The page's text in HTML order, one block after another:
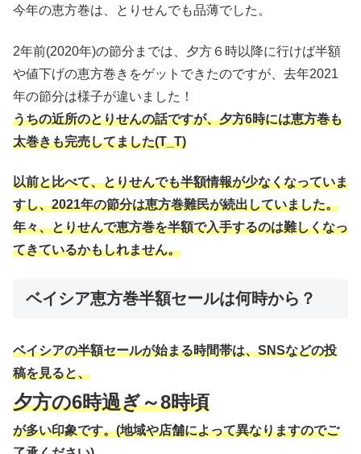
今年の恵方巻は、とりせんでも品薄でした。
2年前(2020年)の節分までは、夕方６時以降に行けば半額
や値下げの恵方巻きをゲットできたのですが、去年2021
年の節分は様子が違いました！
うちの近所のとりせんの話ですが、夕方6時には恵方巻も
太巻きも完売してました(T_T)
以前と比べて、とりせんでも半額情報が少なくなっていま
すし、2021年の節分は恵方巻難民が続出していました。
年々、とりせんで恵方巻を半額で入手するのは難しくなっ
てきているかもしれません。
ベイシア恵方巻半額セールは何時から？
ベイシアの半額セールが始まる時間帯は、SNSなどの投
稿を見ると、
夕方の6時過ぎ～8時頃
が多い印象です。(地域や店舗によって異なりますのでご